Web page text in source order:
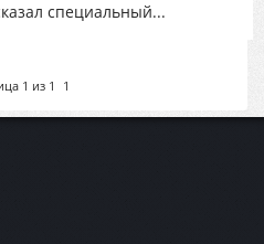
специальный...
1 из 1 1